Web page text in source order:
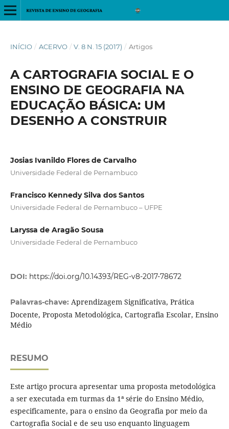
INÍCIO / ACERVO / V. 8 N. 15 (2017) / Artigos
A CARTOGRAFIA SOCIAL E O
ENSINO DE GEOGRAFIA NA
EDUCAÇÃO BÁSICA: UM
DESENHO A CONSTRUIR
Josias Ivanildo Flores de Carvalho
Universidade Federal de Pernambuco
Francisco Kennedy Silva dos Santos
Universidade Federal de Pernambuco – UFPE
Laryssa de Aragão Sousa
Universidade Federal de Pernambuco
DOI: https://doi.org/10.14393/REG-v8-2017-78672
Palavras-chave: Aprendizagem Significativa, Prática
Docente, Proposta Metodológica, Cartografia Escolar, Ensino
Médio
RESUMO
Este artigo procura apresentar uma proposta metodológica
a ser executada em turmas da 1ª série do Ensino Médio,
especificamente, para o ensino da Geografia por meio da
Cartografia Social e de seu uso enquanto linguagem